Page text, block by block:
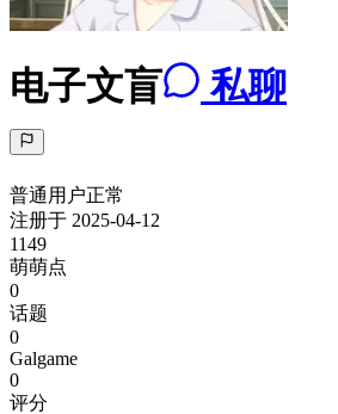
电子文盲 私聊
普通用户正常
注册于 2025-04-12
1149
萌萌点
0
话题
0
Galgame
0
评分